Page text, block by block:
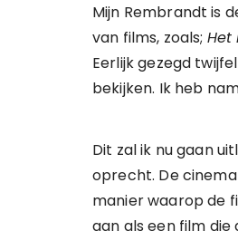
Mijn Rembrandt is
van films, zoals; Het
Eerlijk gezegd
bekijken. Ik heb
Dit zal ik nu gaan
oprecht. De
manier waarop de
aan als een film